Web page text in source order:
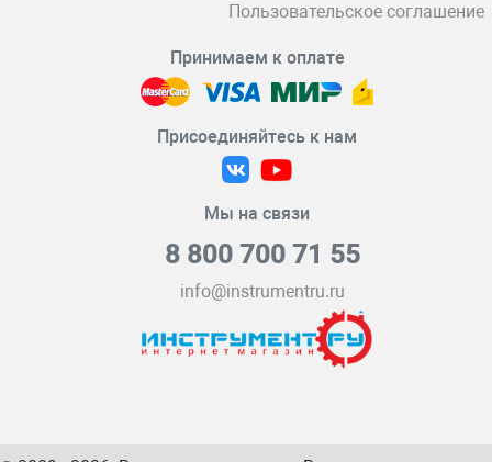
Пользовательское соглашение
Принимаем к оплате
Присоединяйтесь к нам
Мы на связи
8 800 700 71 55
info@instrumentru.ru